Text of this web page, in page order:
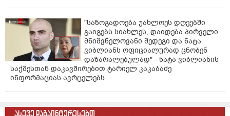
"საზოგადოება უახლოეს დღეებში
გაიგებს სიახლეს, დაიდება პირველი
მნიშვნელოვანი შედეგი და ნატა
ვიბლიანს ოფიციალურად ცნობენ
დაზარალებულად" - ნატა ვიბლიანის
საქმესთან დაკავშირებით ტარიელ კაკაბაძე
ინფორმაციას ავრცელებს
ასევე დაგაინტერესებთ